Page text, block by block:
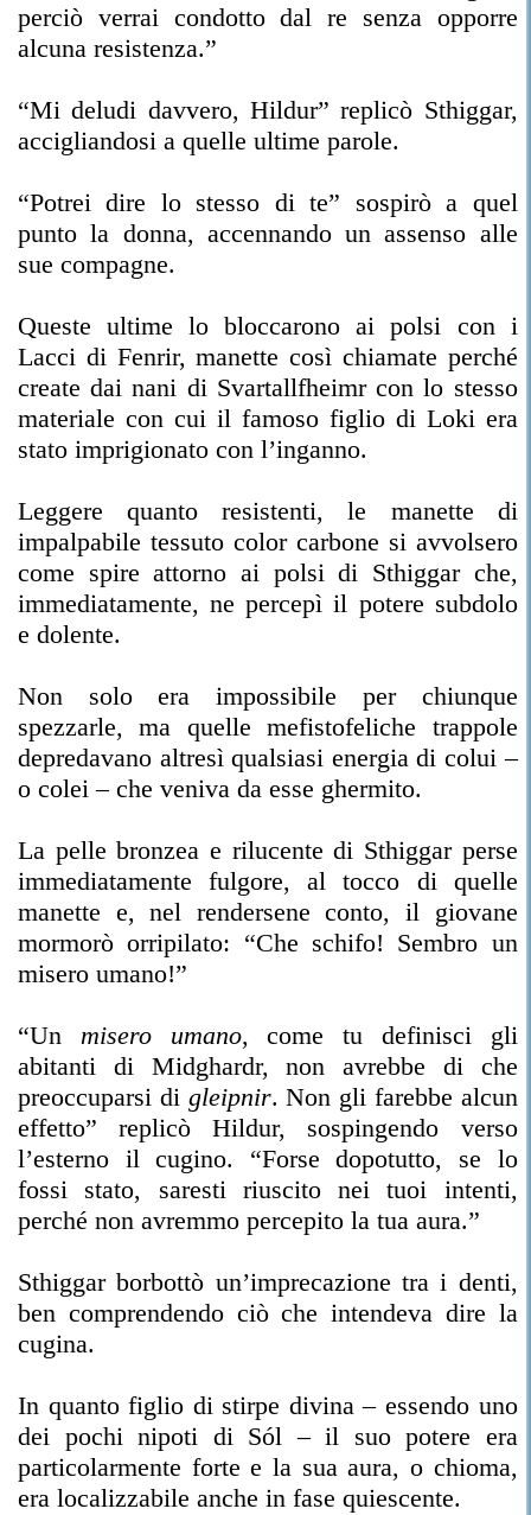
perciò verrai condotto dal re senza opporre
alcuna resistenza.”
“Mi deludi davvero, Hildur” replicò Sthiggar,
accigliandosi a quelle ultime parole.
“Potrei dire lo stesso di te” sospirò a quel
punto la donna, accennando un assenso alle
sue compagne.
Queste ultime lo bloccarono ai polsi con i
Lacci di Fenrir, manette così chiamate perché
create dai nani di Svartallfheimr con lo stesso
materiale con cui il famoso figlio di Loki era
stato imprigionato con l’inganno.
Leggere quanto resistenti, le manette di
impalpabile tessuto color carbone si avvolsero
come spire attorno ai polsi di Sthiggar che,
immediatamente, ne percepì il potere subdolo
e dolente.
Non solo era impossibile per chiunque
spezzarle, ma quelle mefistofeliche trappole
depredavano altresì qualsiasi energia di colui –
o colei – che veniva da esse ghermito.
La pelle bronzea e rilucente di Sthiggar perse
immediatamente fulgore, al tocco di quelle
manette e, nel rendersene conto, il giovane
mormorò orripilato: “Che schifo! Sembro un
misero umano!”
“Un misero umano, come tu definisci gli
abitanti di Midghardr, non avrebbe di che
preoccuparsi di gleipnir. Non gli farebbe alcun
effetto” replicò Hildur, sospingendo verso
l’esterno il cugino. “Forse dopotutto, se lo
fossi stato, saresti riuscito nei tuoi intenti,
perché non avremmo percepito la tua aura.”
Sthiggar borbottò un’imprecazione tra i denti,
ben comprendendo ciò che intendeva dire la
cugina.
In quanto figlio di stirpe divina – essendo uno
dei pochi nipoti di Sól – il suo potere era
particolarmente forte e la sua aura, o chioma,
era localizzabile anche in fase quiescente.